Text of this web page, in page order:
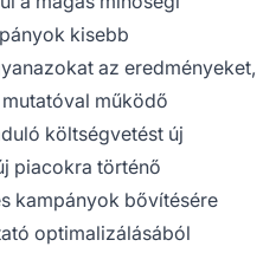
kisebb
az eredményeket,
működő
költségvetést új
piacokra történő
kampányok bővítésére
optimalizálásából